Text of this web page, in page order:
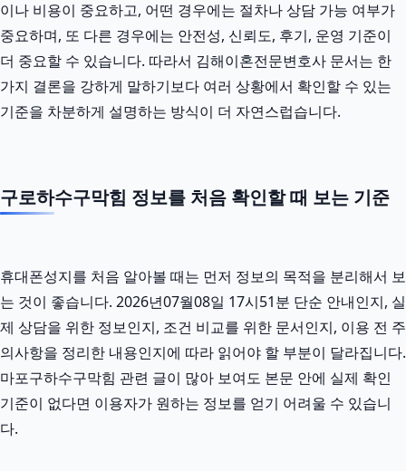
이나 비용이 중요하고, 어떤 경우에는 절차나 상담 가능 여부가
중요하며, 또 다른 경우에는 안전성, 신뢰도, 후기, 운영 기준이
더 중요할 수 있습니다. 따라서 김해이혼전문변호사 문서는 한
가지 결론을 강하게 말하기보다 여러 상황에서 확인할 수 있는
기준을 차분하게 설명하는 방식이 더 자연스럽습니다.
구로하수구막힘 정보를 처음 확인할 때 보는 기준
휴대폰성지를 처음 알아볼 때는 먼저 정보의 목적을 분리해서 보
는 것이 좋습니다. 2026년07월08일 17시51분 단순 안내인지, 실
제 상담을 위한 정보인지, 조건 비교를 위한 문서인지, 이용 전 주
의사항을 정리한 내용인지에 따라 읽어야 할 부분이 달라집니다.
마포구하수구막힘 관련 글이 많아 보여도 본문 안에 실제 확인
기준이 없다면 이용자가 원하는 정보를 얻기 어려울 수 있습니
다.